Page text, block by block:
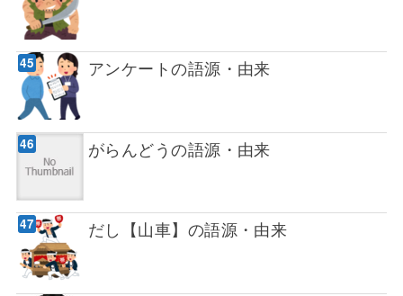
アンケートの語源・由来
がらんどうの語源・由来
だし【山車】の語源・由来